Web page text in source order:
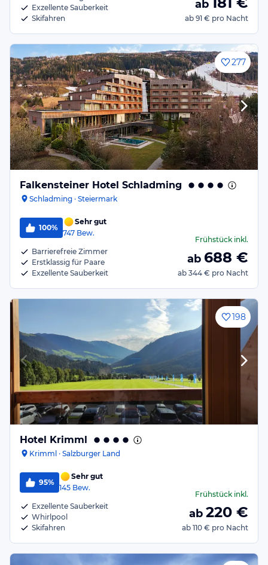
Exzellente Sauberkeit
Skifahren
ab
ab 91 € pro Nacht
277
Falkensteiner Hotel Schladming
Schladming · Steiermark
100%
Sehr gut
747 Bew.
Barrierefreie Zimmer
Erstklassig für Paare
Exzellente Sauberkeit
Frühstückinkl.
ab 688 €
ab 344 € pro Nacht
198
Hotel Krimml
Krimml · Salzburger Land
95%
Sehr gut
145 Bew.
Exzellente Sauberkeit
Whirlpool
Skifahren
Frühstückinkl.
ab 220 €
ab 110 € pro Nacht